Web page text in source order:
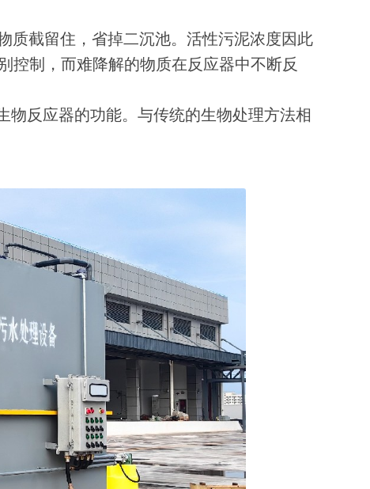
质截留住，省掉二沉池。活性污泥浓度因此
控制，而难降解的物质在反应器中不断反
物反应器的功能。与传统的生物处理方法相